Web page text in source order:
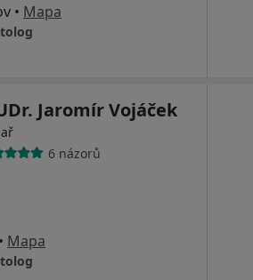
• Mapa
Jaromír Vojáček
6 názorů
• Mapa